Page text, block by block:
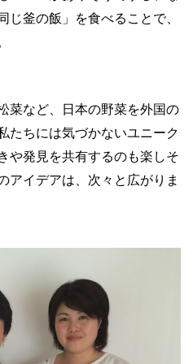
じ釜の飯」を食べることで、
菜など、日本の野菜を外国の
たちには気づかないユニーク
や発見を共有するのも楽しそ
アイデアは、次々と広がりま